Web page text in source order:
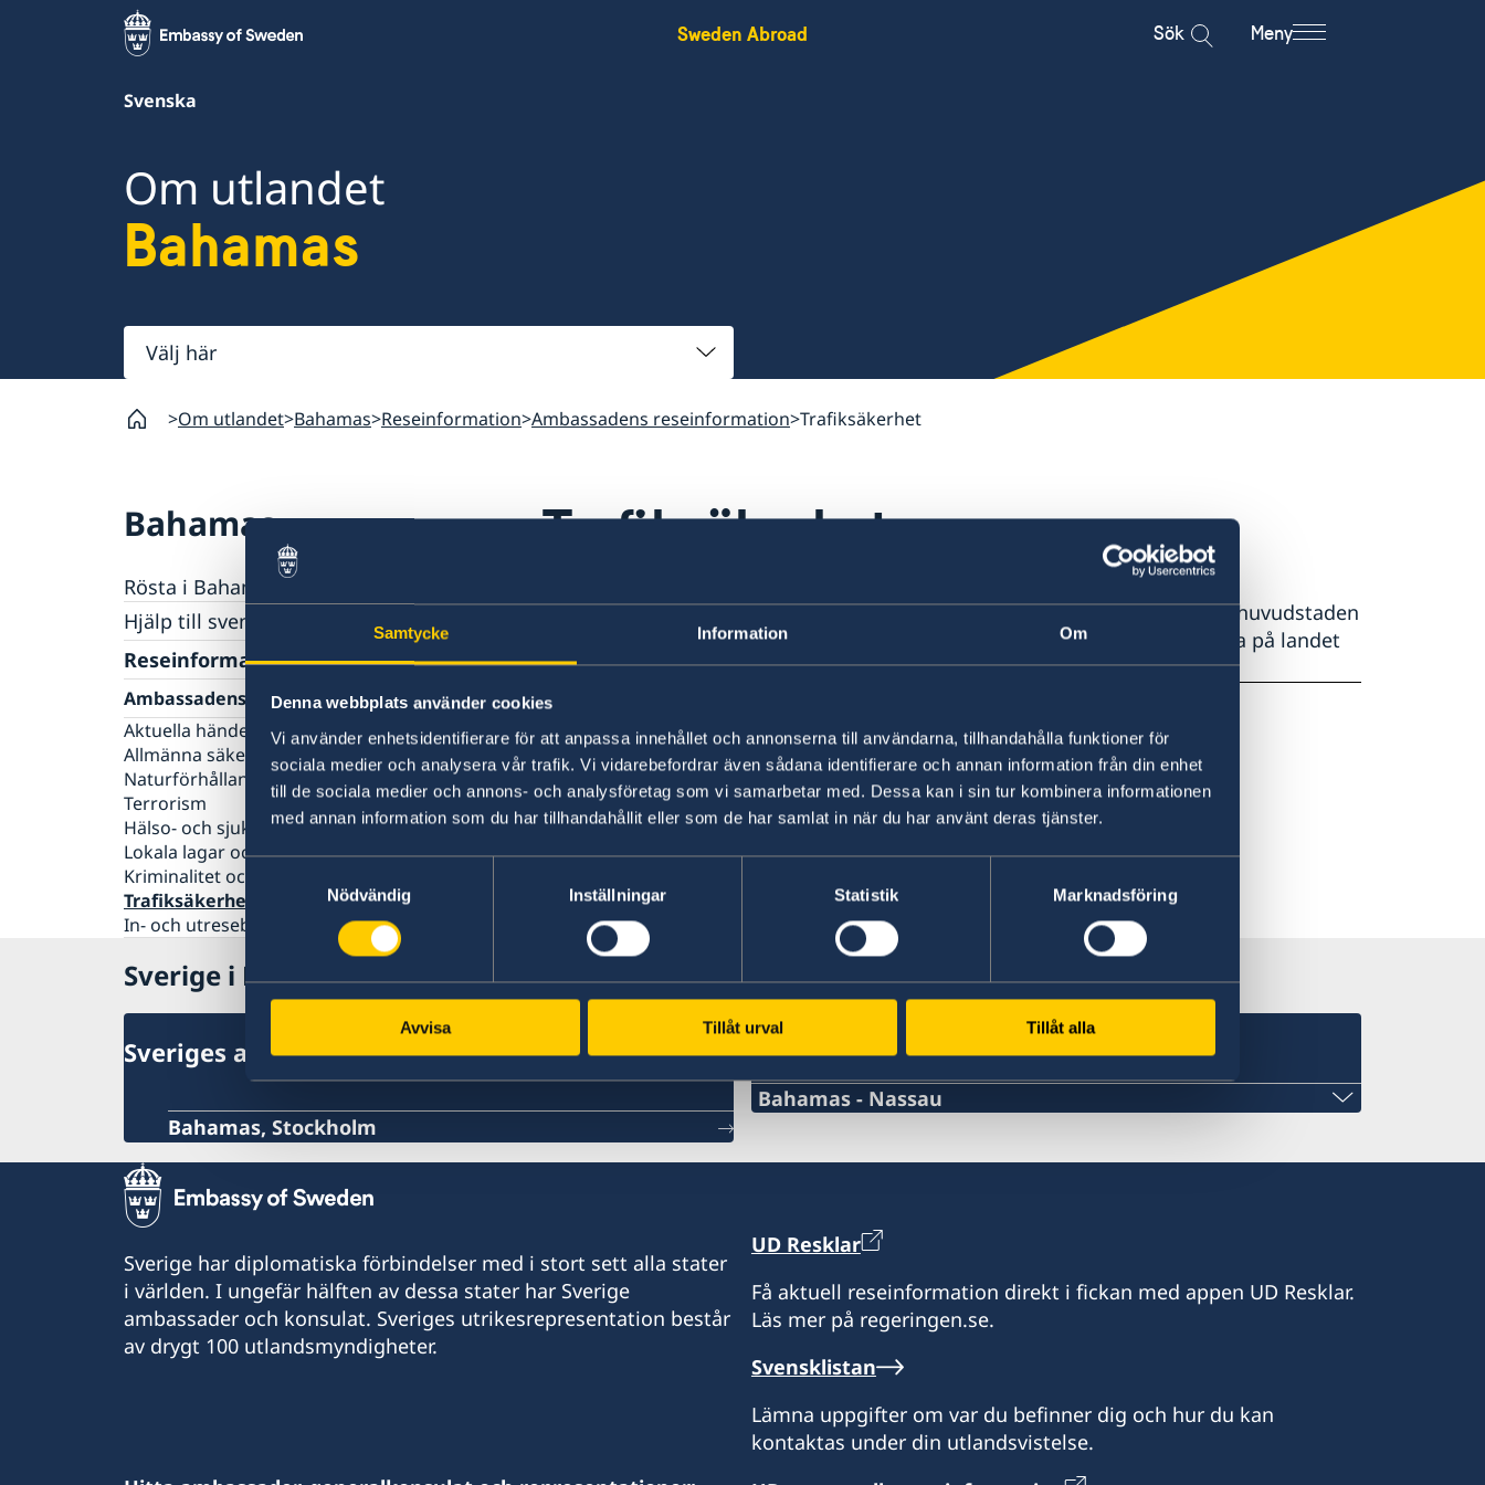
Samtycke Information Om
Denna webbplats använder cookies
Vi använder enhetsidentifierare för att anpassa innehållet och annonserna till användarna, tillhandahålla funktioner för
sociala medier och analysera vår trafik. Vi vidarebefordrar även sådana identifierare och annan information från din enhet
till de sociala medier och annons- och analysföretag som vi samarbetar med. Dessa kan i sin tur kombinera informationen
med annan information som du har tillhandahållit eller som de har samlat in när du har använt deras tjänster.
Nödvändig
Inställningar Statistik Marknadsföring
Avvisa Tillåt urval Tillåt alla
Sweden Abroad Sök Meny
Svenska
Om utlandet
Bahamas
Välj
här
Om utlandet Bahamas Reseinformation Ambassadens reseinformation Trafiksäkerhet
Bahamas
Rösta i Bahamas
Hjälp till svenskar i Bahamas
Rösta i Bahamas
Pass utomlands
Förlust av pass
Provisoriskt pass
Gifta sig utomlands
Avgifter
Legaliseringar/apostille
Reseinformation
Ambassadens reseinformation
Aktuella händelser
Allmänna säkerhetsläget
Naturförhållanden och katastrofer
Terrorism
Hälso- och sjukvård
Lokala lagar och sedvänjor
Kriminalitet och personlig säkerhet
Trafiksäkerhet
In- och utresebestämmelser
Trafiksäkerhet
Det är vänstertrafik i landet. Trafikstockningar är vanligt förekommande i huvudstaden
Nassau och aggressivt beteende uppvisas ofta, särskilt i rondeller. Vägarna på landet
kan vara smala, kurviga och i dåligt skick.
Senast uppdaterad 09 juli 2026, 10.50
Sverige i Bahamas
Sveriges ambassad
Bahamas, Stockholm
Svenska konsulat
Bahamas - Nassau
Emailadress konsulat
Sveriges Generalkonsulat
West Bay Str.
Nassau
Bahamas
Sverige har diplomatiska förbindelser med i stort sett alla stater
i världen. I ungefär hälften av dessa stater har Sverige
ambassader och konsulat. Sveriges utrikesrepresentation består
av drygt 100 utlandsmyndigheter.
UD Resklar
Få aktuell reseinformation direkt i fickan med appen UD Resklar.
Läs mer på regeringen.se.
Svensklistan
Lämna uppgifter om var du befinner dig och hur du kan
kontaktas under din utlandsvistelse.